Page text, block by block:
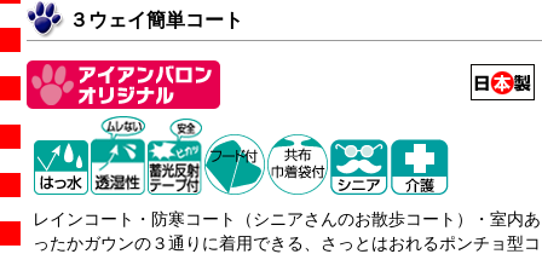
３ウェイ簡単コート
レインコート・防寒コート（シニアさんのお散歩コート）・室内あ
ったかガウンの３通りに着用できる、さっとはおれるポンチョ型コ